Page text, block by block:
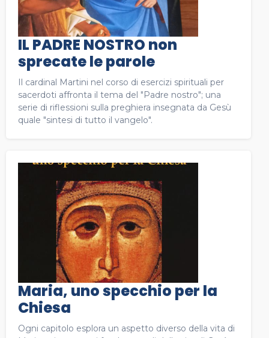
IL PADRE NOSTRO non
sprecate le parole
Il cardinal Martini nel corso di esercizi spirituali per
sacerdoti affronta il tema del "Padre nostro"; una
serie di riflessioni sulla preghiera insegnata da Gesù
quale "sintesi di tutto il vangelo".
Maria, uno specchio per la
Chiesa
Ogni capitolo esplora un aspetto diverso della vita di